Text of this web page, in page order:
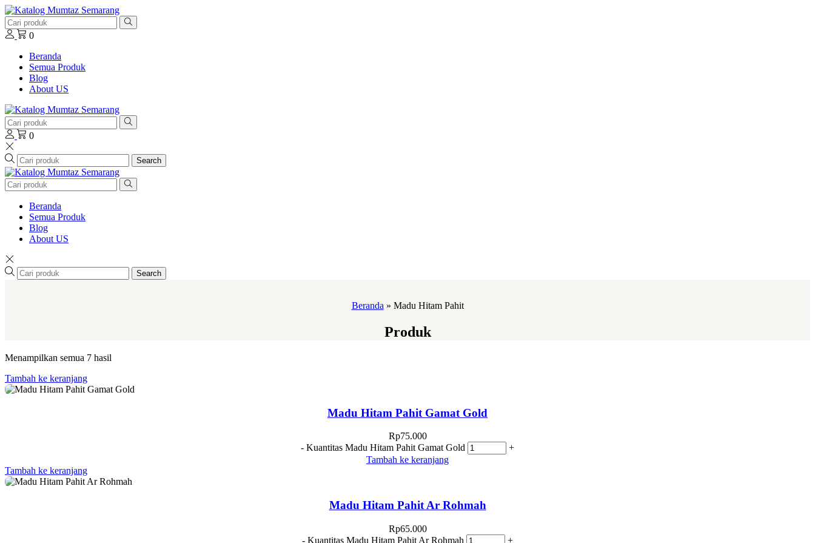
0
Beranda
Semua Produk
Blog
About US
0
Search
Beranda
Semua Produk
Blog
About US
Search
Beranda » Madu Hitam Pahit
Produk
Menampilkan semua 7 hasil
Tambah ke keranjang
Madu Hitam Pahit Gamat Gold
Rp75.000
- Kuantitas Madu Hitam Pahit Gamat Gold
+
Tambah ke keranjang
Tambah ke keranjang
Madu Hitam Pahit Ar Rohmah
Rp65.000
- Kuantitas Madu Hitam Pahit Ar Rohmah
+